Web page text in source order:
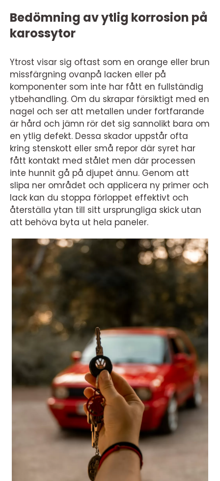
Bedömning av ytlig korrosion på
karossytor
Ytrost visar sig oftast som en orange eller brun
missfärgning ovanpå lacken eller på
komponenter som inte har fått en fullständig
ytbehandling. Om du skrapar försiktigt med en
nagel och ser att metallen under fortfarande
är hård och jämn rör det sig sannolikt bara om
en ytlig defekt. Dessa skador uppstår ofta
kring stenskott eller små repor där syret har
fått kontakt med stålet men där processen
inte hunnit gå på djupet ännu. Genom att
slipa ner området och applicera ny primer och
lack kan du stoppa förloppet effektivt och
återställa ytan till sitt ursprungliga skick utan
att behöva byta ut hela paneler.